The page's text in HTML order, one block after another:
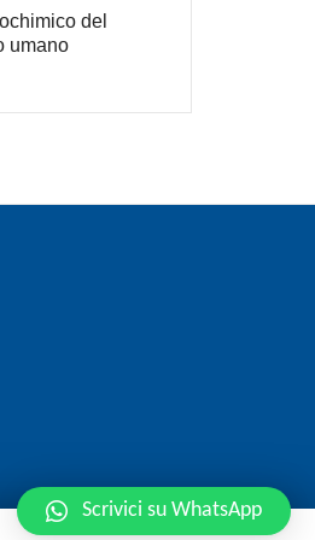
del
umano
Scrivici su WhatsApp